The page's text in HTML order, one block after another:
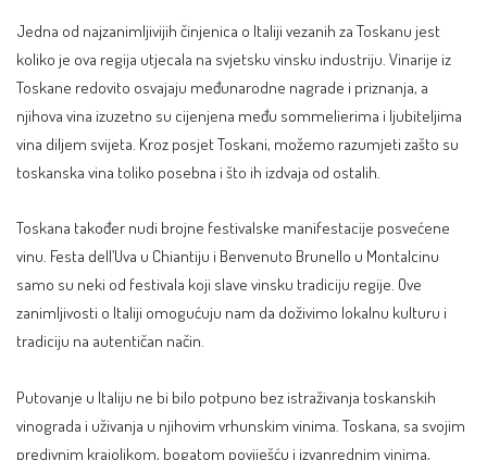
Jedna od najzanimljivijih činjenica o Italiji vezanih za Toskanu jest
koliko je ova regija utjecala na svjetsku vinsku industriju. Vinarije iz
Toskane redovito osvajaju međunarodne nagrade i priznanja, a
njihova vina izuzetno su cijenjena među sommelierima i ljubiteljima
vina diljem svijeta. Kroz posjet Toskani, možemo razumjeti zašto su
toskanska vina toliko posebna i što ih izdvaja od ostalih.
Toskana također nudi brojne festivalske manifestacije posvećene
vinu. Festa dell’Uva u Chiantiju i Benvenuto Brunello u Montalcinu
samo su neki od festivala koji slave vinsku tradiciju regije. Ove
zanimljivosti o Italiji omogućuju nam da doživimo lokalnu kulturu i
tradiciju na autentičan način.
Putovanje u Italiju ne bi bilo potpuno bez istraživanja toskanskih
vinograda i uživanja u njihovim vrhunskim vinima. Toskana, sa svojim
predivnim krajolikom, bogatom poviješću i izvanrednim vinima,